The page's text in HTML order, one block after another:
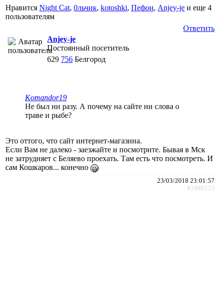
Нравится Night Cat, 0льчик, kotoshki, Пефон, Anjey-je и еще 4
пользователям
Ответить
Anjey-je
Постоянный посетитель
629 756 Белгород
Komandor19
Не был ни разу. А почему на сайте ни слова о
траве и рыбе?
Это оттого, что сайт интернет-магазина.
Если Вам не далеко - заезжайте и посмотрите. Бывая в Мск
не затрудняет с Беляево проехать. Там есть что посмотреть. И
сам Кошкаров... конечно
23/03/2018 23:01:57
#2480523